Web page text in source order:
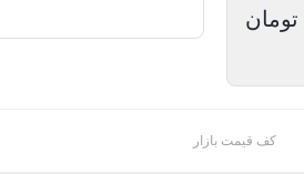
تومان
کف قیمت بازار